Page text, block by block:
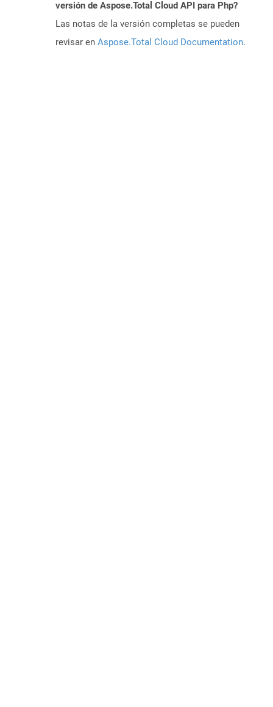
versión de Aspose.Total Cloud API para Php?
Las notas de la versión completas se pueden
revisar en Aspose.Total Cloud Documentation.